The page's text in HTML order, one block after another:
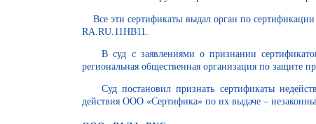
Все эти сертификаты выдал орган по
RA.RU.11НВ11.
В суд с заявлениями о признании сертификатов
региональная общественная организация по защите
Суд постановил признать сертификаты
действия ООО «Сертифика» по их выдаче –